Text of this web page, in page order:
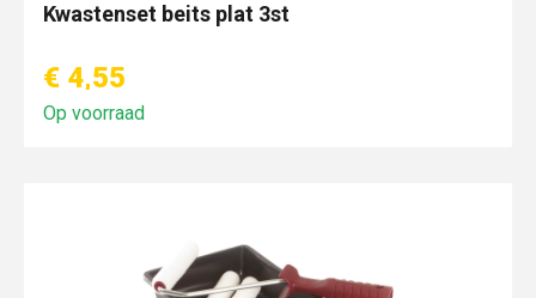
Kwastenset beits plat 3st
€ 4,55
Op voorraad